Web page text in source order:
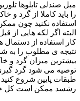
مبل صندلی تابلوها
را باید کاملا از گرد
استفاده نکنید چون
البته اگر لکه هایی از
کار استفاده از
نتیجه ی مطلوب را به
بیشترین میزان گرد و
توصیه می شود گرد گیری
طبقات پایین شروع
رشسد ممکن است کل